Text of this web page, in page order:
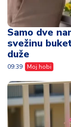
Samo dve
svežinu
duže
09:39 Moj hobi